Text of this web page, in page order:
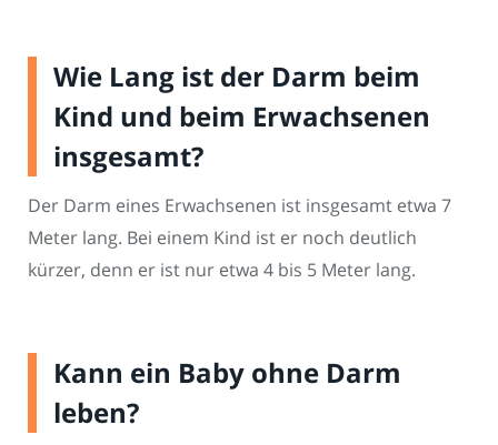
Wie Lang ist der Darm beim
Kind und beim Erwachsenen
insgesamt?
Der Darm eines Erwachsenen ist insgesamt etwa 7
Meter lang. Bei einem Kind ist er noch deutlich
kürzer, denn er ist nur etwa 4 bis 5 Meter lang.
Kann ein Baby ohne Darm
leben?